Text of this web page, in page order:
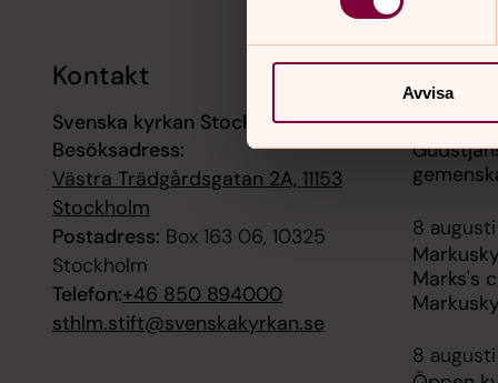
Avvisa
Kontakt
Svenska kyrkan Stockholms stift
Besöksadress:
Västra Trädgårdsgatan 2A, 11153
Stockholm
Postadress: Box 163 06, 10325
Stockholm
Telefon:+46 850 894000
sthlm.stift@svenskakyrkan.se
8
8
Marks's
8